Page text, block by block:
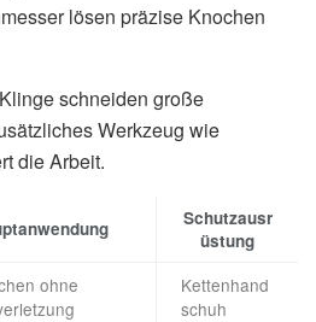
lösen präzise Knochen
schneiden große
Werkzeug wie
die Arbeit.
Schutzausr
üstung
ohne
Kettenhand
schuh